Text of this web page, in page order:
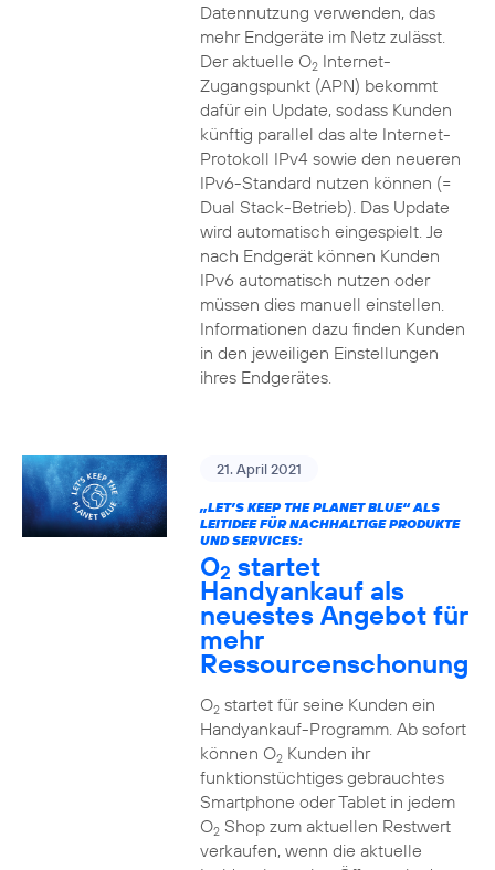
Datennutzung verwenden, das
mehr Endgeräte im Netz zulässt.
Der aktuelle O2Internet-
Zugangspunkt (APN) bekommt
dafür ein Update, sodass Kunden
künftig parallel das alte Internet-
Protokoll IPv4 sowie den neueren
IPv6-Standard nutzen können (=
Dual Stack-Betrieb). Das Update
wird automatisch eingespielt. Je
nach Endgerät können Kunden
IPv6 automatisch nutzen oder
müssen dies manuell einstellen.
Informationen dazu finden Kunden
in den jeweiligen Einstellungen
ihres Endgerätes.
21. April 2021
„LET’S KEEP THE PLANET BLUE“ ALS
LEITIDEE FÜR NACHHALTIGE PRODUKTE
UND SERVICES:
O2 startet
Handyankauf als
neuestes Angebot für
mehr
Ressourcenschonung
O2startet für seine Kunden ein
Handyankauf-Programm. Ab sofort
können O2Kunden ihr
funktionstüchtiges gebrauchtes
Smartphone oder Tablet in jedem
O2Shop zum aktuellen Restwert
verkaufen, wenn die aktuelle